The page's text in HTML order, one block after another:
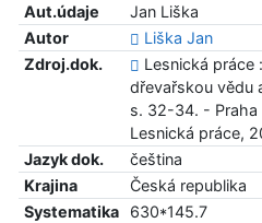
Aut.údaje
Jan Liška
Autor
Liška Jan
Zdroj.dok.
Lesnická
dřevařskou vědu
s. 32-34. - Praha
Lesnická práce,
Jazyk dok.
čeština
Krajina
Česká republika
Systematika
630*145.7